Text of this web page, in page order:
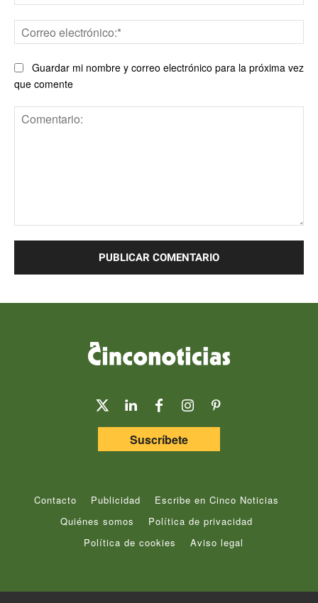
Guardar mi nombre y correo electrónico para la próxima vez
que comente
Suscríbete
Contacto Publicidad
Escribe en Cinco Noticias
Quiénes somos
Política de privacidad
Política de cookies
Aviso legal